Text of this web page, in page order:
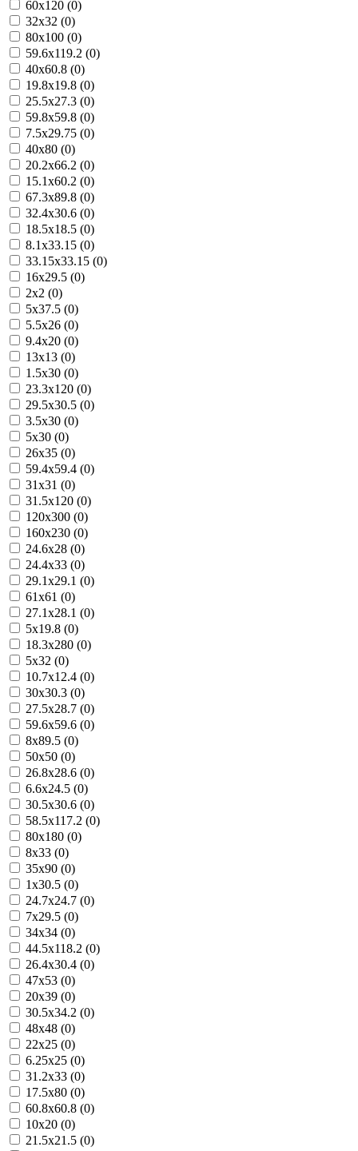
60x120 (0)
32x32 (0)
80x100 (0)
59.6x119.2 (0)
40x60.8 (0)
19.8x19.8 (0)
25.5x27.3 (0)
59.8x59.8 (0)
7.5x29.75 (0)
40x80 (0)
20.2x66.2 (0)
15.1x60.2 (0)
67.3x89.8 (0)
32.4x30.6 (0)
18.5x18.5 (0)
8.1x33.15 (0)
33.15x33.15 (0)
16x29.5 (0)
2x2 (0)
5x37.5 (0)
5.5x26 (0)
9.4x20 (0)
13x13 (0)
1.5x30 (0)
23.3x120 (0)
29.5x30.5 (0)
3.5x30 (0)
5x30 (0)
26x35 (0)
59.4x59.4 (0)
31x31 (0)
31.5x120 (0)
120x300 (0)
160x230 (0)
24.6x28 (0)
24.4x33 (0)
29.1x29.1 (0)
61x61 (0)
27.1x28.1 (0)
5x19.8 (0)
18.3x280 (0)
5x32 (0)
10.7x12.4 (0)
30x30.3 (0)
27.5x28.7 (0)
59.6x59.6 (0)
8x89.5 (0)
50x50 (0)
26.8x28.6 (0)
6.6x24.5 (0)
30.5x30.6 (0)
58.5x117.2 (0)
80x180 (0)
8x33 (0)
35x90 (0)
1x30.5 (0)
24.7x24.7 (0)
7x29.5 (0)
34x34 (0)
44.5x118.2 (0)
26.4x30.4 (0)
47x53 (0)
20x39 (0)
30.5x34.2 (0)
48x48 (0)
22x25 (0)
6.25x25 (0)
31.2x33 (0)
17.5x80 (0)
60.8x60.8 (0)
10x20 (0)
21.5x21.5 (0)